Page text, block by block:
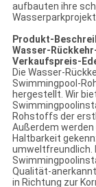
aufbauten ihre
Produkt-
Wasser-
Verkaufspreis-
Die Wasser-
Swimmingpool-
hergestellt. Wir
Rohstoffs der
Außerdem
Haltbarkeit
umweltfreundlich.
Qualität-
in Richtung zur